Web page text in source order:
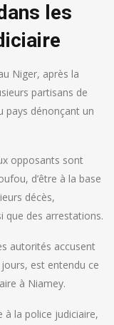
les
Niger, après la
partisans de
pays dénonçant un
opposants sont
d’être à la base
décès,
que des arrestations.
autorités accusent
est entendu ce
à Niamey.
à la police judiciaire,